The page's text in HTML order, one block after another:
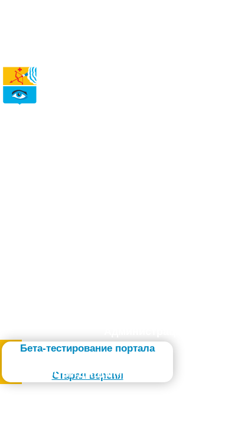
Бета-тестирование портала
Старая версия
Слабовидящим